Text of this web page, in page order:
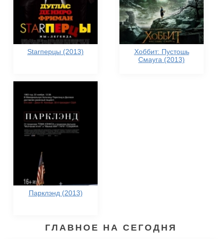
Starперцы (2013)
Хоббит: Пустошь
Смауга (2013)
Парклэнд (2013)
ГЛАВНОЕ НА СЕГОДНЯ